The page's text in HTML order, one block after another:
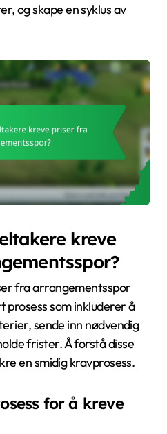
og skape en syklus av
kreve
fra arrangementsspor
som inkluderer å
sende inn nødvendig
frister. Å forstå disse
en smidig kravprosess.
for å kreve